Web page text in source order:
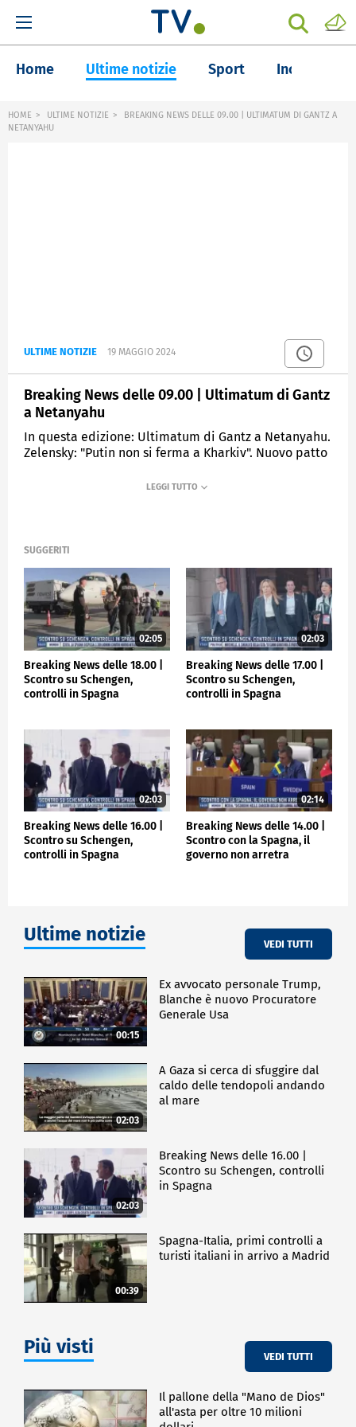
Home Ultime notizie Sport Inchieste
HOME ULTIME NOTIZIE
BREAKING NEWS DELLE 09.00 | ULTIMATUM DI GANTZ A
NETANYAHU
ULTIME NOTIZIE 19 MAGGIO 2024
Breaking News delle 09.00 | Ultimatum di Gantz
a Netanyahu
In questa edizione: Ultimatum di Gantz a Netanyahu.
Zelensky: "Putin non si ferma a Kharkiv". Nuovo patto
interlocuzioni tra Quirinale e Chigi. Chico Forti:
MEDIASET
SUGGERITI
02:05
Breaking News delle 18.00 |
Scontro su Schengen,
controlli in Spagna
02:03
Breaking News delle 17.00 |
Scontro su Schengen,
controlli in Spagna
02:03
Breaking News delle 16.00 |
Scontro su Schengen,
controlli in Spagna
02:14
Breaking News delle 14.00 |
Scontro con la Spagna, il
governo non arretra
Ultime notizie VEDI TUTTI
00:15
Ex avvocato personale Trump,
Blanche è nuovo Procuratore
Generale Usa
02:03
A Gaza si cerca di sfuggire dal
caldo delle tendopoli andando
al mare
02:03
Breaking News delle 16.00 |
Scontro su Schengen, controlli
in Spagna
00:39
Spagna-Italia, primi controlli a
turisti italiani in arrivo a Madrid
Più visti VEDI TUTTI
Il pallone della "Mano de Dios"
all'asta per oltre 10 milioni